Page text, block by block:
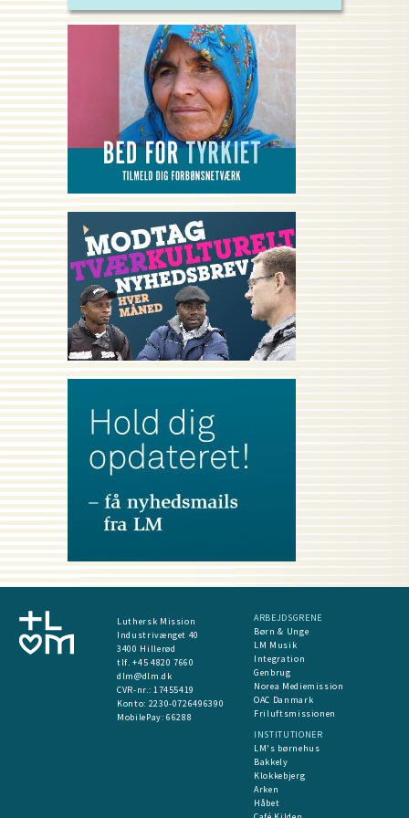
Luthersk Mission
Industrivænget 40
3400 Hillerød
tlf. +45 4820 7660
dlm@dlm.dk
CVR-nr.: 17455419
​Konto: 2230-0726496390
MobilePay:66288
ARBEJDSGRENE
Børn & Unge
LM Musik
Integration
Genbrug
Norea Mediemission
OAC Danmark
Friluftsmissionen
INSTITUTIONER
LM's børnehus
Bakkely
Klokkebjerg
Arken
Håbet